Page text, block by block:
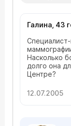
Галина, 43
Насколько
долго она
Центре?
12.07.2005